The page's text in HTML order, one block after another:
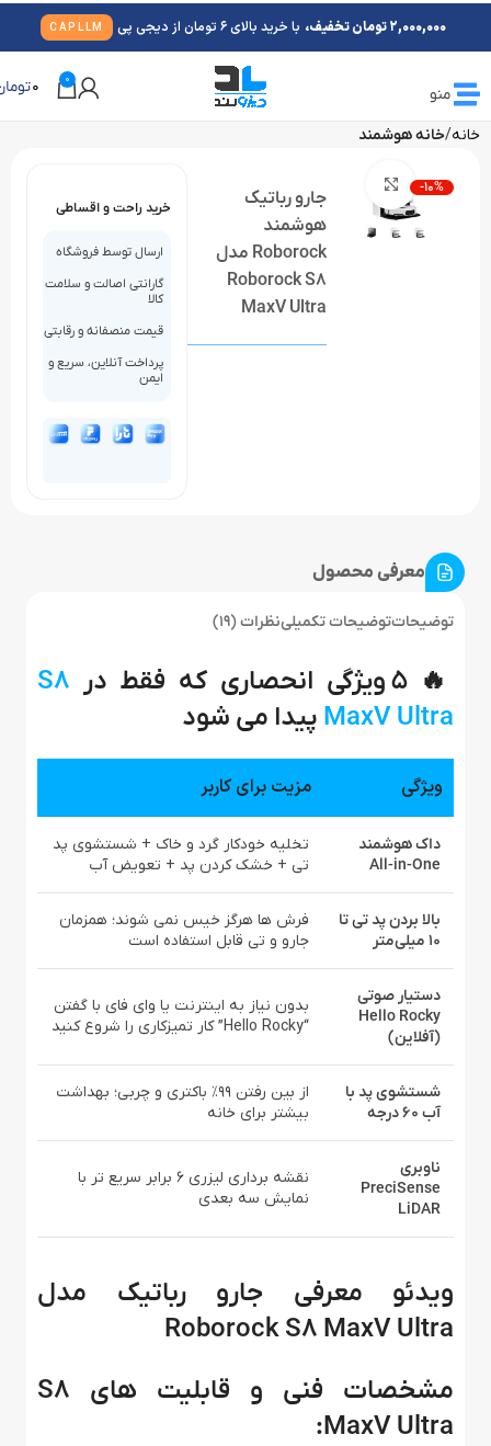
منو
0
0
خانه خانه هوشمند
-10%
جارو رباتیک
هوشمند
Roborock مدل
Roborock S8
MaxV Ultra
خرید راحت و اقساطی
ارسال توسط فروشگاه
گارانتی اصالت و سلامت
کالا
قیمت منصفانه و رقابتی
پرداخت آنلاین، سریع و
ایمن
معرفی محصول
توضیحاتتوضیحات تکمیلینظرات (19)
🔥 ۵ ویژگی انحصاری که فقط در
S8
MaxV Ultra پیدا می‌ شود
ویژگی مزیت برای کاربر
داک هوشمند
All-in-One
تخلیه خودکار گرد و خاک + شستشوی پد
تی + خشک کردن پد + تعویض آب
بالا بردن پد تی تا
۱۰ میلی‌متر
فرش‌ ها هرگز خیس نمی‌ شوند؛ همزمان
جارو و تی قابل استفاده است
دستیار صوتی
Hello Rocky
(آفلاین)
بدون نیاز به اینترنت یا وای‌ فای با گفتن
“Hello Rocky” کار تمیزکاری را شروع کنید
شستشوی پد با
آب ۶۰ درجه
از بین رفتن ۹۹٪ باکتری و چربی؛ بهداشت
بیشتر برای خانه
ناوبری
PreciSense
LiDAR
نقشه‌ برداری لیزری ۶ برابر سریع‌ تر با
نمایش سه‌ بعدی
ویدئو معرفی جارو رباتیک مدل
Roborock S8 MaxV Ultra
مشخصات فنی و قابلیت‌ های S8
MaxV Ultra
:
2,000,000 تومان تخفیف، با خرید بالای 6 تومان از دیجی پی CAPLLM